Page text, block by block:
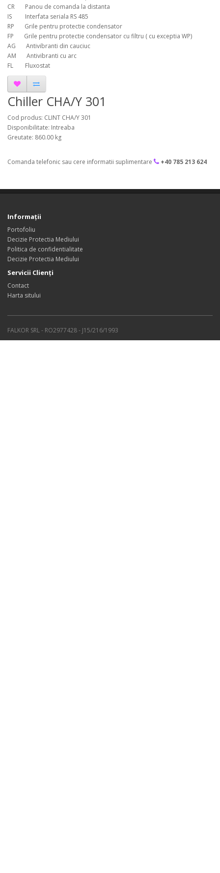
CR Panou de comanda la distanta
IS Interfata seriala RS 485
RP Grile pentru protectie condensator
FP Grile pentru protectie condensator cu filtru ( cu exceptia WP)
AG Antivibranti din cauciuc
AM Antivibranti cu arc
FL Fluxostat
Chiller CHA/Y 301
Cod produs: CLINT CHA/Y 301
Disponibilitate: Intreaba
Greutate: 860.00 kg
Comanda telefonic sau cere informatii suplimentare +40 785 213 624
Informaţii
Portofoliu
Decizie Protectia Mediului
Politica de confidentialitate
Decizie Protectia Mediului
Servicii Clienţi
Contact
Harta sitului
FALKOR SRL - RO2977428 - J15/216/1993